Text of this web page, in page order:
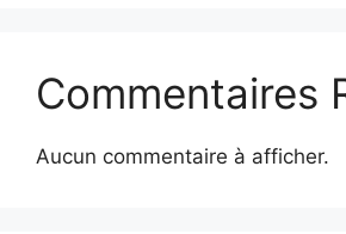
Commentaires
Aucun commentaire à afficher.